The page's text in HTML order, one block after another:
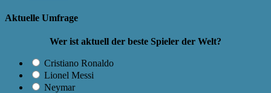
Aktuelle Umfrage
Wer ist aktuell der beste Spieler der Welt?
Cristiano Ronaldo
Lionel Messi
Neymar